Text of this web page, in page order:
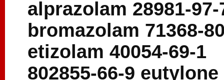
alprazolam 28981-
bromazolam 71368-
etizolam 40054-69-1
802855-66-9